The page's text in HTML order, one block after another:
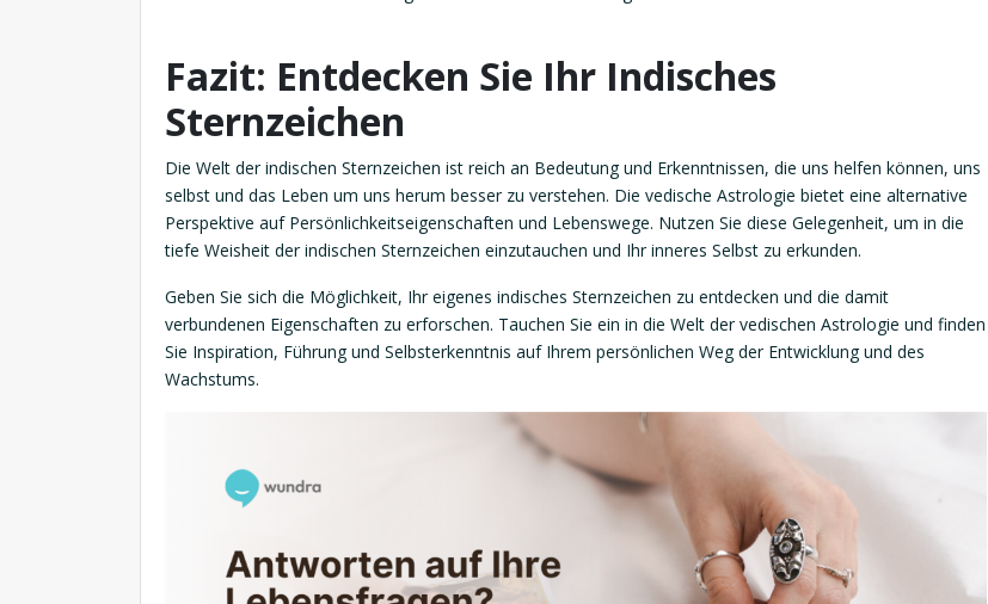
Fazit: Entdecken Sie Ihr Indisches
Sternzeichen
Die Welt der indischen Sternzeichen ist reich an Bedeutung und Erkenntnissen, die uns helfen können, uns
selbst und das Leben um uns herum besser zu verstehen. Die vedische Astrologie bietet eine alternative
Perspektive auf Persönlichkeitseigenschaften und Lebenswege. Nutzen Sie diese Gelegenheit, um in die
tiefe Weisheit der indischen Sternzeichen einzutauchen und Ihr inneres Selbst zu erkunden.
Geben Sie sich die Möglichkeit, Ihr eigenes indisches Sternzeichen zu entdecken und die damit
verbundenen Eigenschaften zu erforschen. Tauchen Sie ein in die Welt der vedischen Astrologie und finden
Sie Inspiration, Führung und Selbsterkenntnis auf Ihrem persönlichen Weg der Entwicklung und des
Wachstums.